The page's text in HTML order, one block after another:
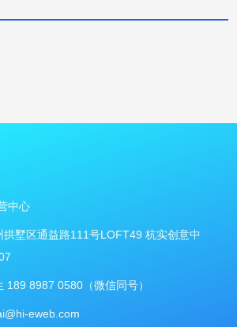
中心
拱墅区通益路111号LOFT49 杭实创意中
189 8987 0580（微信同号）
eweb.com